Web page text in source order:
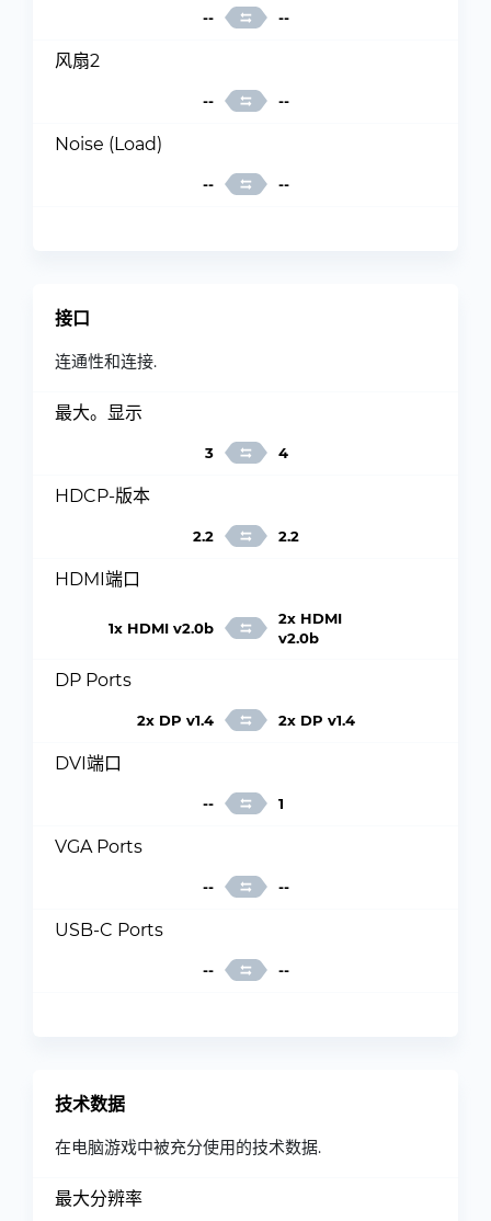
-- --
风扇2
-- --
Noise (Load)
-- --
接口
连通性和连接.
最大。显示
3 4
HDCP-版本
2.2 2.2
HDMI端口
1x HDMI v2.0b
2x HDMI
v2.0b
DP Ports
2x DP v1.4 2x DP v1.4
DVI端口
-- 1
VGA Ports
-- --
USB-C Ports
-- --
技术数据
在电脑游戏中被充分使用的技术数据.
最大分辨率